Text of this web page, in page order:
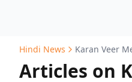
Hindi News Karan Veer
Articles on